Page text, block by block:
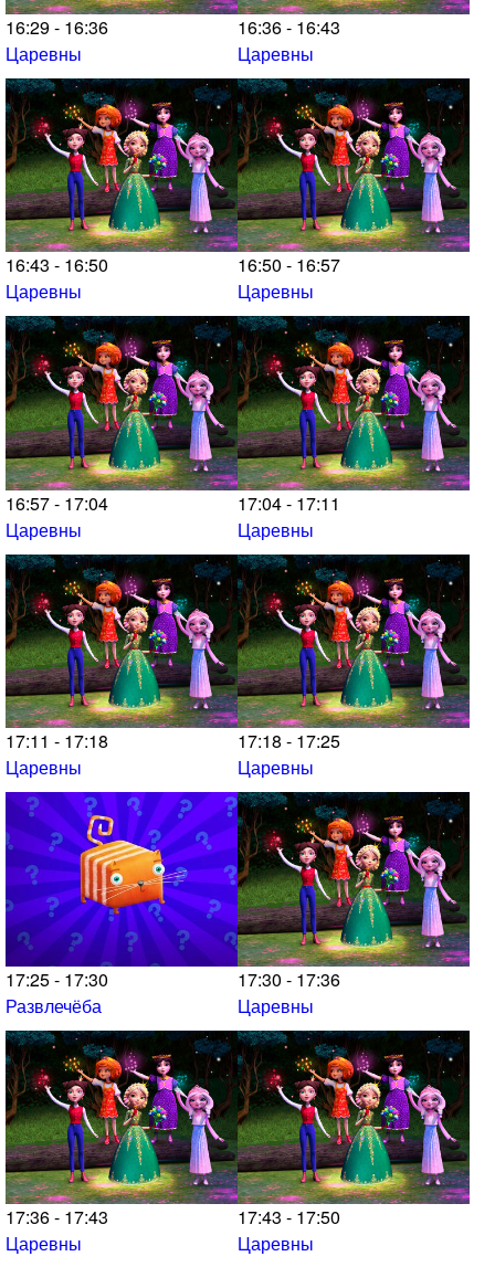
16:29 - 16:36
Царевны
16:36 - 16:43
Царевны
16:43 - 16:50
Царевны
16:50 - 16:57
Царевны
16:57 - 17:04
Царевны
17:04 - 17:11
Царевны
17:11 - 17:18
Царевны
17:18 - 17:25
Царевны
17:25 - 17:30
Развлечёба
17:30 - 17:36
Царевны
17:36 - 17:43
Царевны
17:43 - 17:50
Царевны